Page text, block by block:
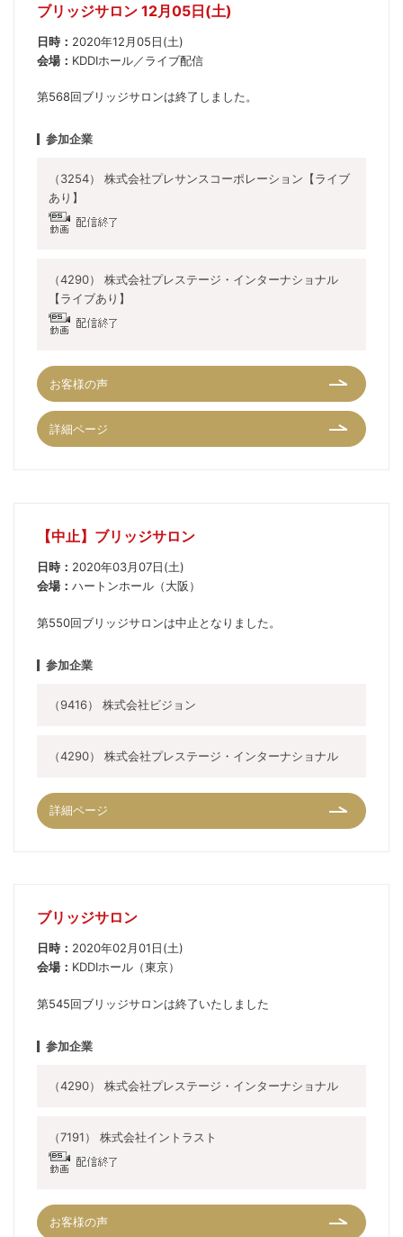
ブリッジサロン 12月05日(土)
日時： 2020年12月05日(土)
会場： KDDIホール／ライブ配信
第568回ブリッジサロンは終了しました。
参加企業
（3254） 株式会社プレサンスコーポレーション【ライブ
あり】
（4290） 株式会社プレステージ・インターナショナル
【ライブあり】
お客様の声
詳細ページ
【中止】ブリッジサロン
日時： 2020年03月07日(土)
会場： ハートンホール（大阪）
第550回ブリッジサロンは中止となりました。
参加企業
（9416） 株式会社ビジョン
（4290） 株式会社プレステージ・インターナショナル
詳細ページ
ブリッジサロン
日時： 2020年02月01日(土)
会場： KDDIホール（東京）
第545回ブリッジサロンは終了いたしました
参加企業
（4290） 株式会社プレステージ・インターナショナル
（7191） 株式会社イントラスト
お客様の声